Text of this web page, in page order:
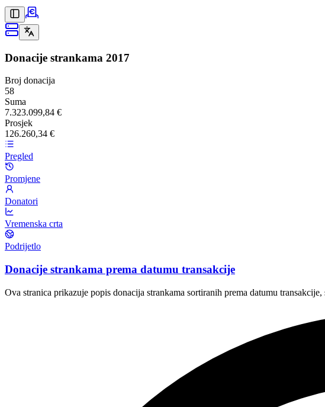
Donacije strankama 2017
Broj donacija
58
Suma
7.323.099,84 €
Prosjek
126.260,34 €
Pregled
Promjene
Donatori
Vremenska crta
Podrijetlo
Donacije strankama prema datumu transakcije
Ova stranica prikazuje popis donacija strankama sortiranih prema datumu